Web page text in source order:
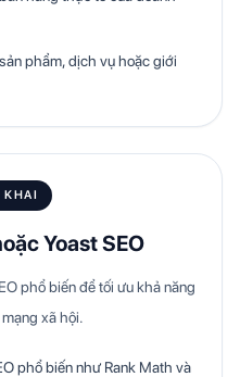
phẩm, dịch vụ hoặc giới
Yoast SEO
phổ biến để tối ưu khả năng
xã hội.
phổ biến như Rank Math và